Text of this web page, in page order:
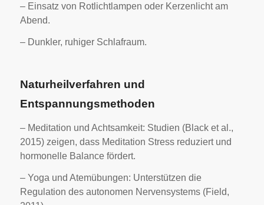
– Einsatz von Rotlichtlampen oder Kerzenlicht am
Abend.
– Dunkler, ruhiger Schlafraum.
Naturheilverfahren und
Entspannungsmethoden
– Meditation und Achtsamkeit: Studien (Black et al.,
2015) zeigen, dass Meditation Stress reduziert und
hormonelle Balance fördert.
– Yoga und Atemübungen: Unterstützen die
Regulation des autonomen Nervensystems (Field,